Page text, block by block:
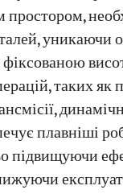
простором,
уникаючи
таких як
плавніші
підвищуючи